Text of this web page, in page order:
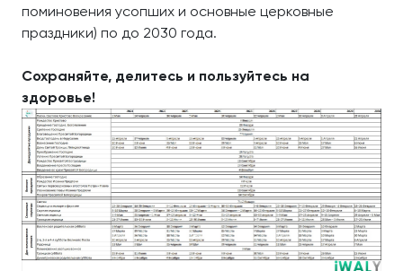
поминовения усопших и основные церковные
праздники) по до 2030 года.
Сохраняйте, делитесь и пользуйтесь на
здоровье!